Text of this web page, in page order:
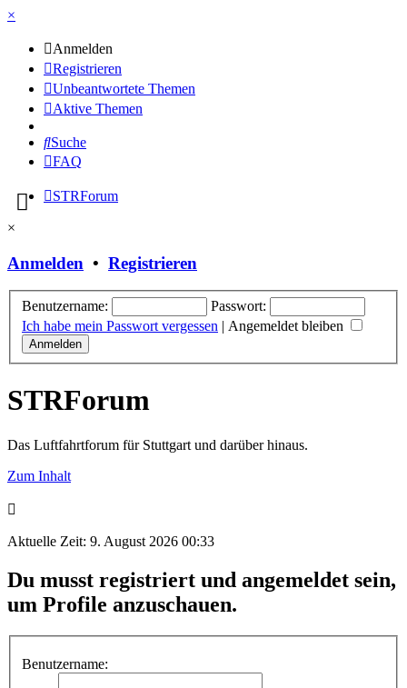
×
Anmelden
Registrieren
Unbeantwortete Themen
Aktive Themen
Suche
FAQ
STRForum
×
Anmelden • Registrieren
Benutzername:
Passwort:
Ich habe mein Passwort vergessen | Angemeldet bleiben
STRForum
Das Luftfahrtforum für Stuttgart und darüber hinaus.
Zum Inhalt
Aktuelle Zeit: 9. August 2026 00:33
Du musst registriert und angemeldet sein,
um Profile anzuschauen.
Benutzername: